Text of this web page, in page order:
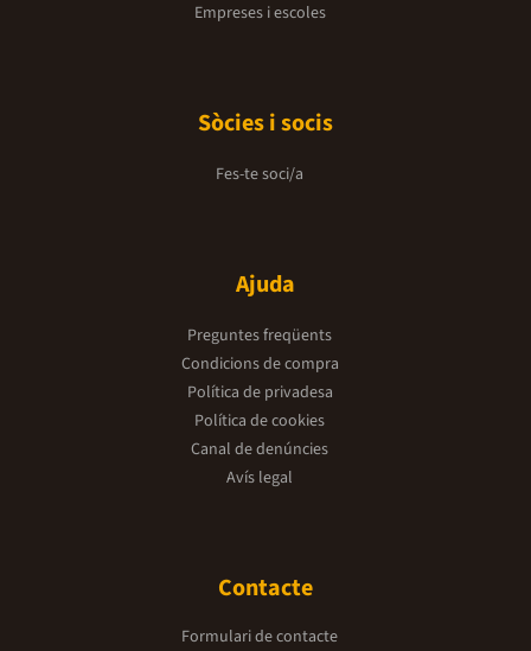
Empreses i escoles
Sòcies i socis
Fes-te soci/a
Ajuda
Preguntes freqüents
Condicions de compra
Política de privadesa
Política de cookies
Canal de denúncies
Avís legal
Contacte
Formulari de contacte